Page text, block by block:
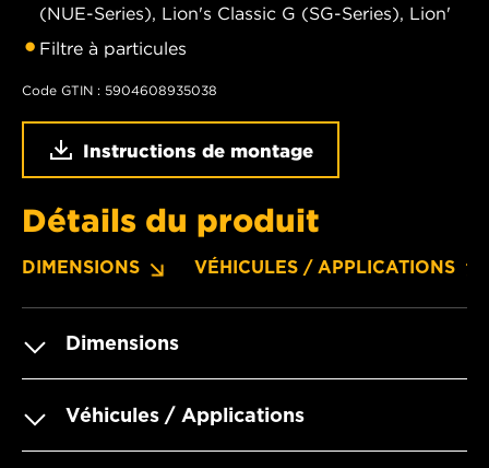
(NUE-Series), Lion's Classic G (SG-Series), Lion'
Filtre à particules
Code GTIN : 5904608935038
Instructions de montage
Détails du produit
DIMENSIONS VÉHICULES / APPLICATIONS
Dimensions
Véhicules / Applications